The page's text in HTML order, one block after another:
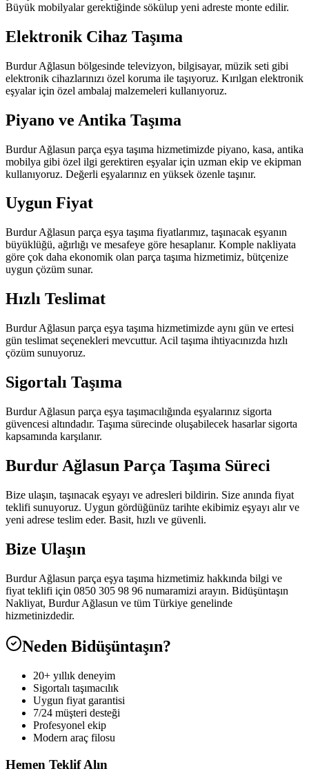
Büyük mobilyalar gerektiğinde sökülup yeni adreste monte edilir.
Elektronik Cihaz Taşıma
Burdur Ağlasun bölgesinde televizyon, bilgisayar, müzik seti gibi
elektronik cihazlarınızı özel koruma ile taşıyoruz. Kırılgan elektronik
eşyalar için özel ambalaj malzemeleri kullanıyoruz.
Piyano ve Antika Taşıma
Burdur Ağlasun parça eşya taşıma hizmetimizde piyano, kasa, antika
mobilya gibi özel ilgi gerektiren eşyalar için uzman ekip ve ekipman
kullanıyoruz. Değerli eşyalarınız en yüksek özenle taşınır.
Uygun Fiyat
Burdur Ağlasun parça eşya taşıma fiyatlarımız, taşınacak eşyanın
büyüklüğü, ağırlığı ve mesafeye göre hesaplanır. Komple nakliyata
göre çok daha ekonomik olan parça taşıma hizmetimiz, bütçenize
uygun çözüm sunar.
Hızlı Teslimat
Burdur Ağlasun parça eşya taşıma hizmetimizde aynı gün ve ertesi
gün teslimat seçenekleri mevcuttur. Acil taşıma ihtiyacınızda hızlı
çözüm sunuyoruz.
Sigortalı Taşıma
Burdur Ağlasun parça eşya taşımacılığında eşyalarınız sigorta
güvencesi altındadır. Taşıma sürecinde oluşabilecek hasarlar sigorta
kapsamında karşılanır.
Burdur Ağlasun Parça Taşıma Süreci
Bize ulaşın, taşınacak eşyayı ve adresleri bildirin. Size anında fiyat
teklifi sunuyoruz. Uygun gördüğünüz tarihte ekibimiz eşyayı alır ve
yeni adrese teslim eder. Basit, hızlı ve güvenli.
Bize Ulaşın
Burdur Ağlasun parça eşya taşıma hizmetimiz hakkında bilgi ve
fiyat teklifi için 0850 305 98 96 numaramizi arayın. Bidüşüntaşın
Nakliyat, Burdur Ağlasun ve tüm Türkiye genelinde
hizmetinizdedir.
Neden Bidüşüntaşın?
20+ yıllık deneyim
Sigortalı taşımacılık
Uygun fiyat garantisi
7/24 müşteri desteği
Profesyonel ekip
Modern araç filosu
Hemen Teklif Alın